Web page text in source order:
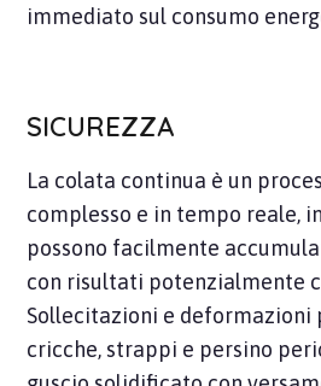
immediato sul consumo
SICUREZZA
La colata continua è un
complesso e in tempo reale,
possono facilmente
con risultati potenzialmente
Sollecitazioni e deformazioni
cricche, strappi e persino